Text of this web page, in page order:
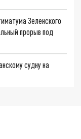
Зеленского
прорыв под
судну на